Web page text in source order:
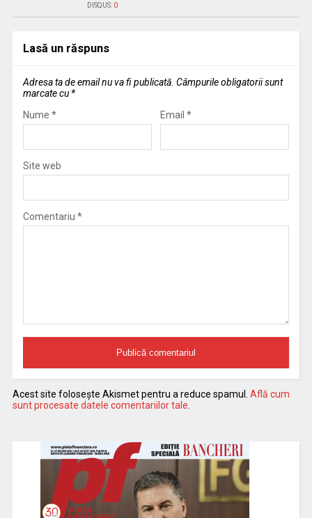
DISQUS: 0
Lasă un răspuns
Adresa ta de email nu va fi publicată. Câmpurile obligatorii sunt
marcate cu *
Nume * Email *
Site web
Comentariu *
Acest site folosește Akismet pentru a reduce spamul. Află cum
sunt procesate datele comentariilor tale